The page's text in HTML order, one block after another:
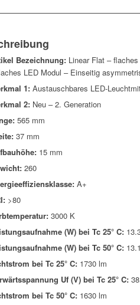
Bezeichnung: Linear Flat –
LED Modul – Einseitig
1: Austauschbares LED-
2: Neu – 2. Generation
565 mm
37 mm
15 mm
260
A+
>80
3000 K
(W) bei Tc 25° C:
(W) bei Tc 50° C:
bei Tc 25° C: 1730 lm
Uf (V) bei Tc 25° C:
bei Tc 50° C: 1630 lm